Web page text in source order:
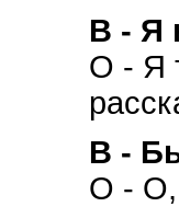
В - Я
О - Я
В -
О - О,